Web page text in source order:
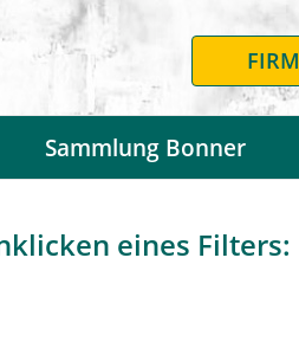
Sammlung Bonner
eines Filters: